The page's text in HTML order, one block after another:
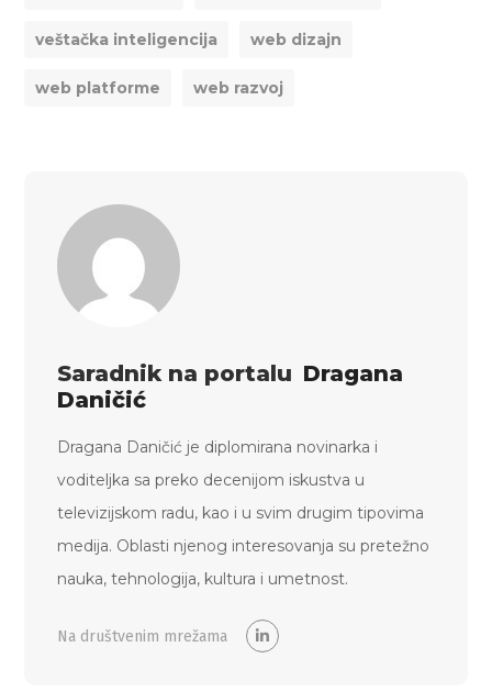
veštačka inteligencija web dizajn
web platforme web razvoj
Saradnik na portalu Dragana
Daničić
Dragana Daničić je diplomirana novinarka i
voditeljka sa preko decenijom iskustva u
televizijskom radu, kao i u svim drugim tipovima
medija. Oblasti njenog interesovanja su pretežno
nauka, tehnologija, kultura i umetnost.
Na društvenim mrežama